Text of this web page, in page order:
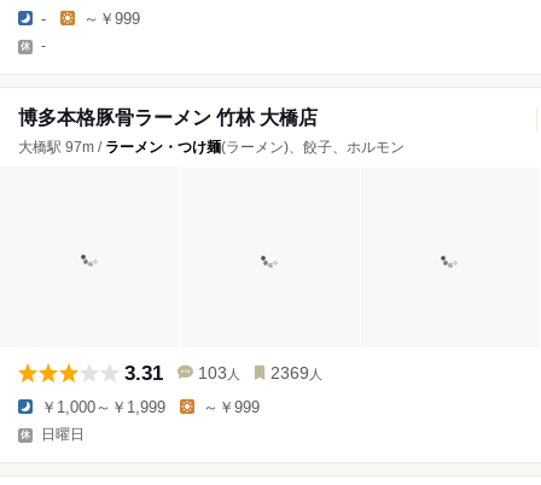
- ～￥999
-
博多本格豚骨ラーメン 竹林 大橋店
大橋駅 97m / ラーメン・つけ麺(ラーメン)、餃子、ホルモン
3.31 103 人 2369 人
￥1,000～￥1,999 ～￥999
日曜日